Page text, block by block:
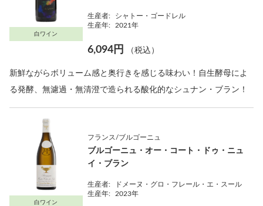
白ワイン
生産者:
シャトー・ゴードレル
生産年:
2021年
6,094円 （税込）
新鮮ながらボリューム感と奥行きを感じる味わい！自生酵母によ
る発酵、無濾過・無清澄で造られる酸化的なシュナン・ブラン！
白ワイン
フランス/ブルゴーニュ
ブルゴーニュ・オー・コート・ドゥ・ニュ
イ・ブラン
生産者:
ドメーヌ・グロ・フレール・エ・スール
生産年:
2023年